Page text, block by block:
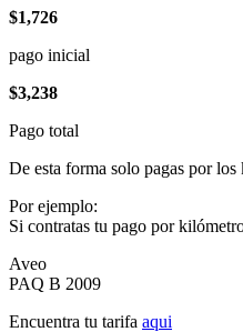
$1,726
pago inicial
$3,238
Pago total
De esta forma solo pagas por los
Por ejemplo:
Si contratas tu pago por
Aveo
PAQ B 2009
Encuentra tu tarifa aqui